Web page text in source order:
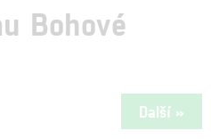
Bohové
Další »